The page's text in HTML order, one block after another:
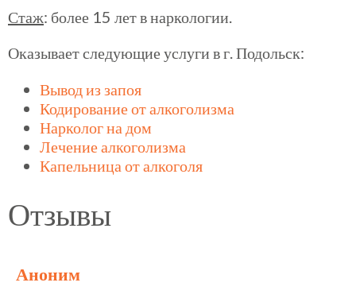
Стаж: более 15 лет в наркологии.
Оказывает следующие услуги в г. Подольск:
Вывод из запоя
Кодирование от алкоголизма
Нарколог на дом
Лечение алкоголизма
Капельница от алкоголя
Отзывы
Аноним